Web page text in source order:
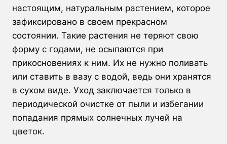
настоящим, натуральным растением, которое
зафиксировано в своем прекрасном
состоянии. Такие растения не теряют свою
форму с годами, не осыпаются при
прикосновениях к ним. Их не нужно поливать
или ставить в вазу с водой, ведь они хранятся
в сухом виде. Уход заключается только в
периодической очистке от пыли и избегании
попадания прямых солнечных лучей на
цветок.